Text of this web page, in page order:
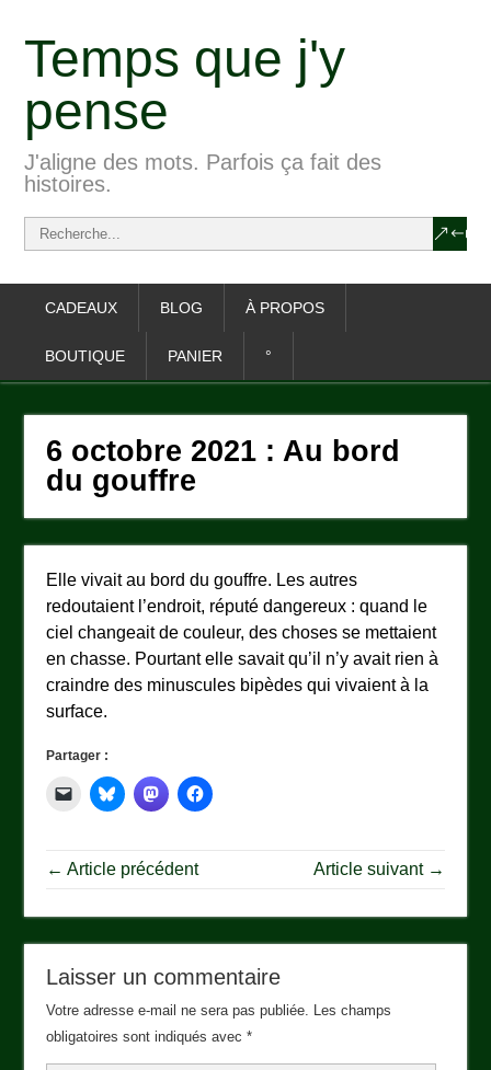
Temps que j'y
pense
J'aligne des mots. Parfois ça fait des
histoires.
CADEAUX BLOG À PROPOS
BOUTIQUE PANIER °
6 octobre 2021 : Au bord
du gouffre
Elle vivait au bord du gouffre. Les autres
redoutaient l’endroit, réputé dangereux : quand le
ciel changeait de couleur, des choses se mettaient
en chasse. Pourtant elle savait qu’il n’y avait rien à
craindre des minuscules bipèdes qui vivaient à la
surface.
Partager :
← Article précédent Article suivant →
Laisser un commentaire
Votre adresse e-mail ne sera pas publiée. Les champs
obligatoires sont indiqués avec*